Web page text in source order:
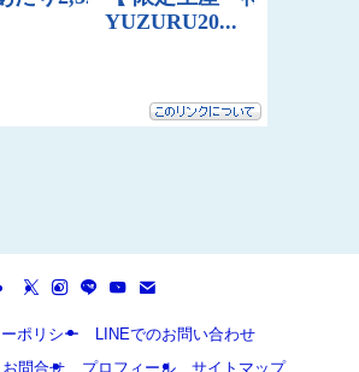
ポリシー
LINEでのお問い合わせ
問合せ
プロフィール サイトマップ